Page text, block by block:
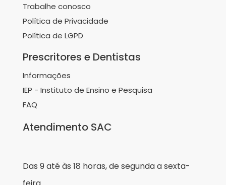
Trabalhe conosco
Política de Privacidade
Política de LGPD
Prescritores e Dentistas
Informações
IEP - Instituto de Ensino e Pesquisa
FAQ
Atendimento SAC
Das 9 até às 18 horas, de segunda a sexta-